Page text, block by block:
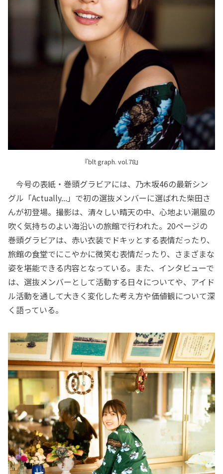
『blt graph. vol.78』
今号の表紙・巻頭グラビアには、乃木坂46の最新シン
グル「Actually...」で初の選抜メンバーに選ばれた柴田さ
んが初登場。撮影は、清々しい晴天の中、心地よい潮風の
吹く気持ちのよい海沿いの旅館で行われた。20ページの
巻頭グラビアは、赤い衣装でドキッとする表情だったり、
旅館の食堂でにこやかに微笑む表情だったり、さまざまな
姿を堪能できる内容となっている。また、インタビューで
は、選抜メンバーとして活動する日々についてや、アイド
ル活動を通して大きく変化した考え方や価値観について深
く語っている。